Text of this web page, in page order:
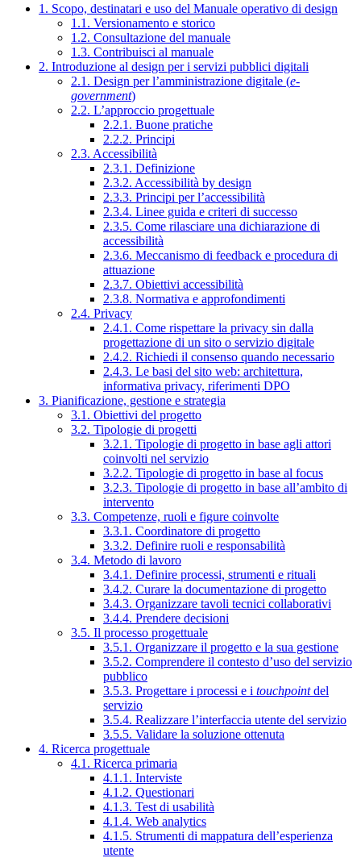
1. Scopo, destinatari e uso del Manuale operativo di design
1.1. Versionamento e storico
1.2. Consultazione del manuale
1.3. Contribuisci al manuale
2. Introduzione al design per i servizi pubblici digitali
2.1. Design per l’amministrazione digitale (e-
government)
2.2. L’approccio progettuale
2.2.1. Buone pratiche
2.2.2. Principi
2.3. Accessibilità
2.3.1. Definizione
2.3.2. Accessibilità by design
2.3.3. Principi per l’accessibilità
2.3.4. Linee guida e criteri di successo
2.3.5. Come rilasciare una dichiarazione di
accessibilità
2.3.6. Meccanismo di feedback e procedura di
attuazione
2.3.7. Obiettivi accessibilità
2.3.8. Normativa e approfondimenti
2.4. Privacy
2.4.1. Come rispettare la privacy sin dalla
progettazione di un sito o servizio digitale
2.4.2. Richiedi il consenso quando necessario
2.4.3. Le basi del sito web: architettura,
informativa privacy, riferimenti DPO
3. Pianificazione, gestione e strategia
3.1. Obiettivi del progetto
3.2. Tipologie di progetti
3.2.1. Tipologie di progetto in base agli attori
coinvolti nel servizio
3.2.2. Tipologie di progetto in base al focus
3.2.3. Tipologie di progetto in base all’ambito di
intervento
3.3. Competenze, ruoli e figure coinvolte
3.3.1. Coordinatore di progetto
3.3.2. Definire ruoli e responsabilità
3.4. Metodo di lavoro
3.4.1. Definire processi, strumenti e rituali
3.4.2. Curare la documentazione di progetto
3.4.3. Organizzare tavoli tecnici collaborativi
3.4.4. Prendere decisioni
3.5. Il processo progettuale
3.5.1. Organizzare il progetto e la sua gestione
3.5.2. Comprendere il contesto d’uso del servizio
pubblico
3.5.3. Progettare i processi e i touchpointdel
servizio
3.5.4. Realizzare l’interfaccia utente del servizio
3.5.5. Validare la soluzione ottenuta
4. Ricerca progettuale
4.1. Ricerca primaria
4.1.1. Interviste
4.1.2. Questionari
4.1.3. Test di usabilità
4.1.4. Web analytics
4.1.5. Strumenti di mappatura dell’esperienza
utente